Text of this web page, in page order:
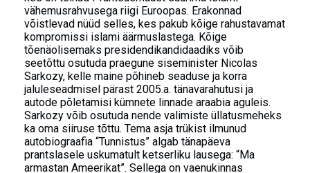
vähemusrahvusega riigi Euroopas. Erakonnad
võistlevad nüüd selles, kes pakub kõige rahustavamat
kompromissi islami äärmuslastega. Kõige
tõenäolisemaks presidendikandidaadiks võib
seetõttu osutuda praegune siseminister Nicolas
Sarkozy, kelle maine põhineb seaduse ja korra
jaluleseadmisel pärast 2005.a. tänavarahutusi ja
autode põletamisi kümnete linnade araabia aguleis.
Sarkozy võib osutuda nende valimiste üllatusmeheks
ka oma siiruse tõttu. Tema asja trükist ilmunud
autobiograafia “Tunnistus” algab tänapäeva
prantslasele uskumatult ketserliku lausega: “Ma
armastan Ameerikat”. Sellega on vaenukinnas